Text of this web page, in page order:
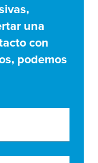
una
con
podemos